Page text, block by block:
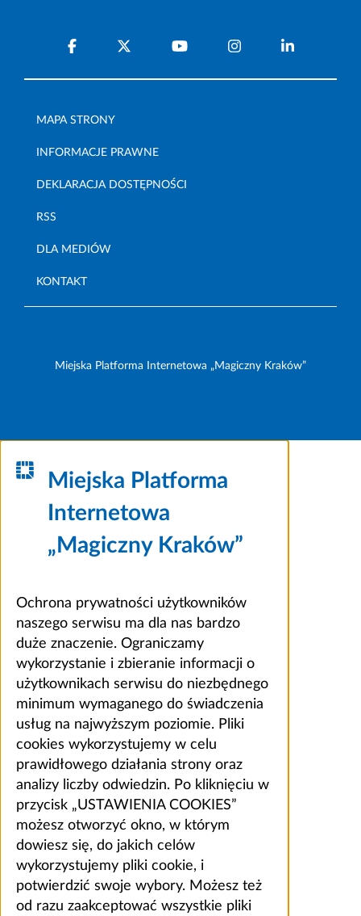
MAPA STRONY
INFORMACJE PRAWNE
DEKLARACJA DOSTĘPNOŚCI
RSS
DLA MEDIÓW
KONTAKT
Miejska Platforma Internetowa „Magiczny Kraków”
Miejska Platforma
Internetowa
„Magiczny Kraków”
Ochrona prywatności użytkowników
naszego serwisu ma dla nas bardzo
duże znaczenie. Ograniczamy
wykorzystanie i zbieranie informacji o
użytkownikach serwisu do niezbędnego
minimum wymaganego do świadczenia
usług na najwyższym poziomie. Pliki
cookies wykorzystujemy w celu
prawidłowego działania strony oraz
analizy liczby odwiedzin. Po kliknięciu w
przycisk „USTAWIENIA COOKIES”
możesz otworzyć okno, w którym
dowiesz się, do jakich celów
wykorzystujemy pliki cookie, i
potwierdzić swoje wybory. Możesz też
od razu zaakceptować wszystkie pliki